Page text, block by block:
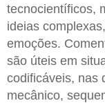
tecnocientíficos,
ideias
emoções.
são úteis em
codificáveis, nas
mecânico,